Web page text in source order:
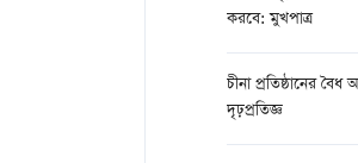
করবে: মুখপাত্র
চীনা প্রতিষ্ঠানের বৈধ
দৃঢ়প্রতিজ্ঞ